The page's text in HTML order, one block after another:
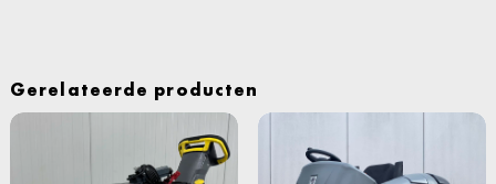
Gerelateerde producten